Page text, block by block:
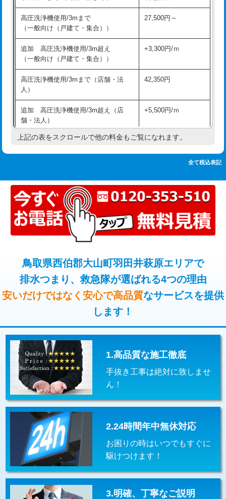
追加人工 16,500円
廃棄・処分 現場見積
※給水管工事は20mmまでの価格です。
持込商品取付（混合水栓）
持込商品取付（浄水器・分岐水栓） 16,500円
業）
排水管工事（追加 排水管工事/3ｍ超
え）
マス交換（土の掘削・埋め戻し作業） 11,000円~
マス交換（深さ50㎝以上） 66,000円
コンクリート斫り（厚さ10㎝まで） 27,500円
コンクリート斫り（厚さ10㎝超え） 38,500円
モルタル補修（厚さ10㎝まで） 27,500円
モルタル補修（厚さ10㎝超え） 38,500円
追加人工 16,500円
高圧洗浄機使用/3mまで
（一般向け（戸建て・集合））
27,500円～
追加 高圧洗浄機使用/3m超え
（一般向け（戸建て・集合））
+3,300円/ｍ
高圧洗浄機使用/3mまで（店舗・法
人）
42,350円
追加 高圧洗浄機使用/3m超え（店
舗・法人）
+5,500円/ｍ
高度高圧洗浄換 現地調査
トーラー機使用/3mまで 33,000円
追加トーラー機使用/3m超え +3,300円
カメラ調査 33,000円
止水・漏水調査・防水処理・清掃・修
理・調整・分解・加工など（軽作業）
11,000円
止水・漏水調査・防水処理・清掃・修
理・調整・分解・加工など（中作業）
22,000円
止水・漏水調査・防水処理・清掃・修
理・調整・分解・加工など（重作業）
33,000円
その他部品の脱着 8,800円～
交換・取付（タンク） 22,000円+材料費
交換・取付(単水栓（壁付・デッキ
式）)
13,200円+材料費
交換・取付(混合水栓（壁付・デッキ
式・ワンホール）)
16,500円+材料費
交換・取付(排水栓・排水トラップ
（P/S/ポップアップ））
22,000円+材料費
交換・取付（その他部品） 11,000円+材料費
上記の表をスクロールで他の料金もご覧になれます。
全て税込表記
鳥取県西伯郡大山町羽田井萩原エリアで
排水つまり、救急隊が選ばれる4つの理由
安いだけではなく安心で高品質なサービスを提供
します！
1.高品質な施工徹底
手抜き工事は絶対に致しませ
ん！
2.24時間年中無休対応
お困りの時はいつでもすぐに
駆けつけます！
3.明確、丁寧なご説明